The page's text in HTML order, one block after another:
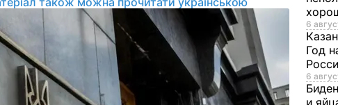
6
Год
6
и